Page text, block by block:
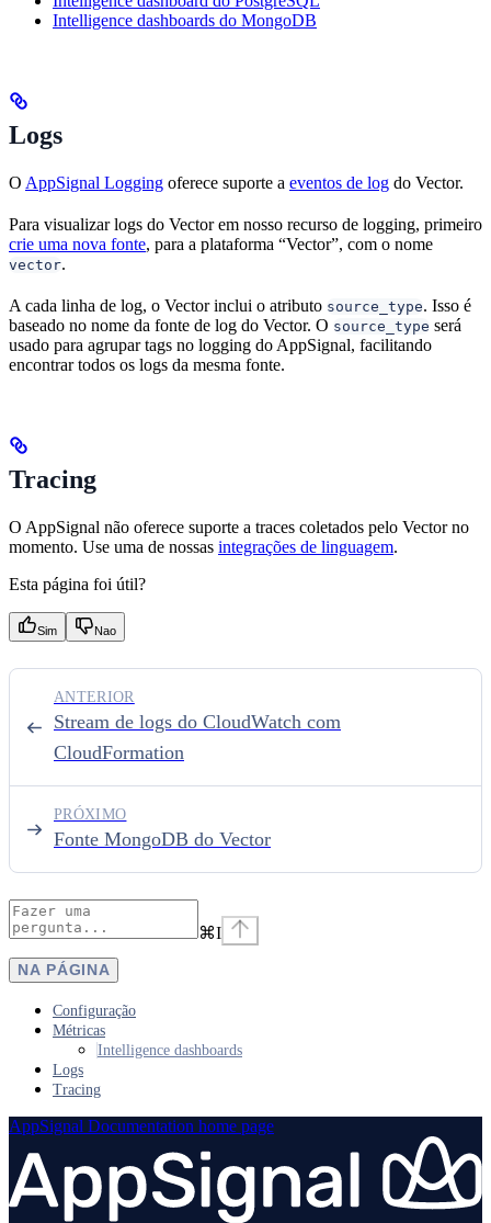
Intelligence dashboards do MongoDB
Logs
O AppSignal Logging oferece suporte a eventos de log do Vector.
Para visualizar logs do Vector em nosso recurso de logging, primeiro
crie uma nova fonte, para a plataforma “Vector”, com o nome
vector.
A cada linha de log, o Vector inclui o atributo source_type. Isso é
baseado no nome da fonte de log do Vector. O source_type será
usado para agrupar tags no logging do AppSignal, facilitando
encontrar todos os logs da mesma fonte.
Tracing
O AppSignal não oferece suporte a traces coletados pelo Vector no
momento. Use uma de nossas integrações de linguagem.
Esta página foi útil?
Sim Nao
Stream de logs do CloudWatch com
CloudFormation
ANTERIOR
Fonte MongoDB do Vector
PRÓXIMO
⌘I
NA PÁGINA
Configuração
Métricas
Intelligence dashboards
Logs
Tracing
AppSignal Documentation home page